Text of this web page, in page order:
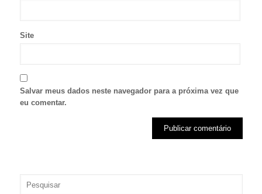
Site
Salvar meus dados neste navegador para a próxima vez que
eu comentar.